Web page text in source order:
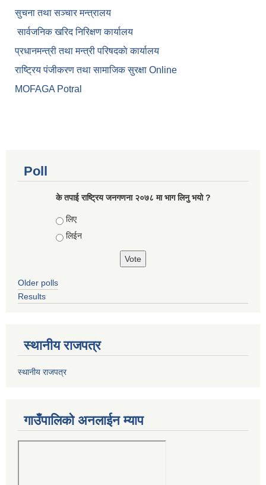
सुचना तथा सञ्चार मन्त्रालय
सार्वजनिक खरिद निरिक्षण कार्यालय
प्रधानमन्त्री तथा मन्त्री परिषदकाे कार्यालय
राष्ट्रिय पंजीकरण तथा सामाजिक सुरक्षा Online
MOFAGA Potral
Poll
के तपाई राष्ट्रिय जनगणना २०७८ मा भाग लिनु भयो ?
Choices
लिए
लिईन
Older polls
Results
स्थानीय राजपत्र
स्थानीय राजपत्र
गाउँपालिको अनलाईन म्याप